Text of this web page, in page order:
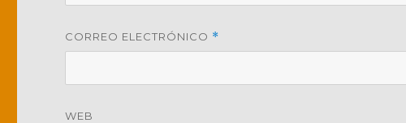
CORREO ELECTRÓNICO *
WEB